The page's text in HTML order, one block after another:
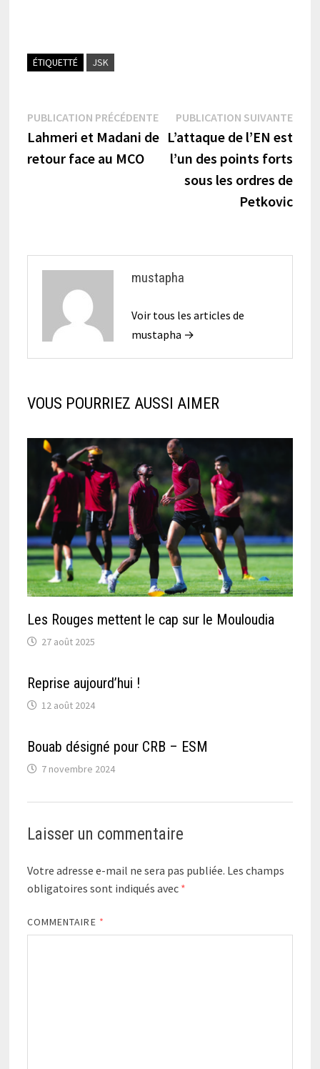
ÉTIQUETTÉ JSK
Navigation
de
PUBLICATION PRÉCÉDENTEPublication
précédente :
Lahmeri et Madani de
retour face au MCO
PUBLICATION SUIVANTE
L’attaque de l’EN est
l’un des points forts
sous les ordres de
Petkovic
mustapha
Voir tous les articles de
mustapha →
VOUS POURRIEZ AUSSI AIMER
Les Rouges mettent le cap sur le Mouloudia
27 août 2025
Reprise aujourd’hui !
12 août 2024
Bouab désigné pour CRB – ESM
7 novembre 2024
Laisser un commentaire
Votre adresse e-mail ne sera pas publiée. Les champs
obligatoires sont indiqués avec *
COMMENTAIRE *